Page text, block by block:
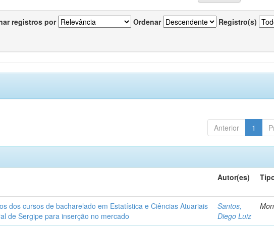
registros por Ordenar Registro(s)
Anterior 1
Autor(es)
dos cursos de bacharelado em Estatística e Ciências Atuariais
de Sergipe para inserção no mercado
Santos,
Diego Luiz